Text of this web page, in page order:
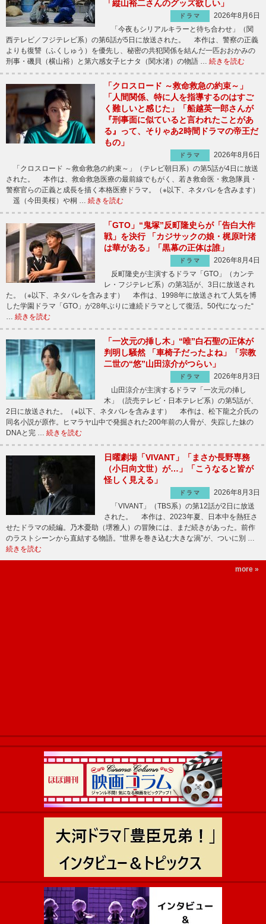
「縦山裕二さんのグッズ欲しい」
ドラマ
2026年8月6日
「今夜もシリアルキラーと待ち合わせ」（関
西テレビ／フジテレビ系）の第6話が5日に放送された。 本作は、警察の正義
よりも復讐（ふくしゅう）を優先し、秘密の共犯関係を結んだ一匹おおかみの
刑事・磯貝（横山裕）と第六感女子ヒナタ（関水渚）の物語 … 続きを読む
「クロスロード ～救命救急の約束～」
「人間関係、特に人を指導するのはすご
く難しいと感じた」「船越英一郎さんが
『刑事面に似ていると言われたことがあ
る』って、そりゃあ2時間ドラマの帝王だ
もの」
ドラマ
2026年8月6日
「クロスロード ～救命救急の約束～」（テレビ朝日系）の第5話が4日に放送
された。 本作は、救命救急医療の最前線でもがく、若き救命医・救急隊員・
警察官らの正義と成長を描く本格医療ドラマ。（※以下、ネタバレを含みます）
遥（今田美桜）や桐 … 続きを読む
「GTO」“鬼塚”反町隆史らが「告白大作
戦」を決行 「カジサックの娘・梶原叶渚
は華がある」「黒幕の正体は誰」
ドラマ
2026年8月4日
反町隆史が主演するドラマ「GTO」（カンテ
レ・フジテレビ系）の第3話が、3日に放送され
た。（※以下、ネタバレを含みます） 本作は、1998年に放送されて人気を博
した学園ドラマ「GTO」が28年ぶりに連続ドラマとして復活。50代になった“
… 続きを読む
「一次元の挿し木」“唯”白石聖の正体が
判明し騒然 「車椅子だったよね」「宗教
二世の“悠”山田涼介がつらい」
ドラマ
2026年8月3日
山田涼介が主演するドラマ「一次元の挿し
木」（読売テレビ・日本テレビ系）の第5話が、
2日に放送された。（※以下、ネタバレを含みます） 本作は、松下龍之介氏の
同名小説が原作。ヒマラヤ山中で発掘された200年前の人骨が、失踪した妹の
DNAと完 … 続きを読む
日曜劇場「VIVANT」「まさか長野専務
（小日向文世）が…」「こうなると皆が
怪しく見える」
ドラマ
2026年8月3日
「VIVANT」（TBS系）の第12話が2日に放送
された。 本作は、2023年夏、日本中を熱狂さ
せたドラマの続編。乃木憂助（堺雅人）の冒険には、まだ続きがあった。前作
のラストシーンから直結する物語。“世界を巻き込む大きな渦”が、ついに別 …
続きを読む
more »